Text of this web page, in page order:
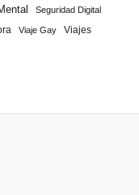
Seguridad Digital
Viaje Gay
Viajes